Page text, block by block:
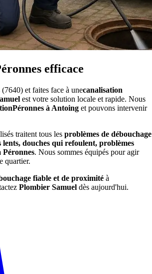
efficace
et faites face à unecanalisation
est votre solution locale et rapide. Nous
à Antoing et pouvons intervenir
traitent tous les problèmes de débouchage
lents, douches qui refoulent, problèmes
Péronnes. Nous sommes équipés pour agir
quartier.
fiable et de proximité à
Plombier Samuel dès aujourd'hui.